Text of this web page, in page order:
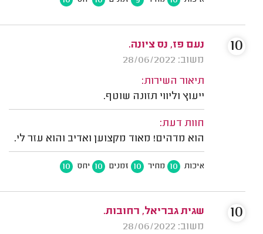
נעם פז, נס ציונה.
משוב: 28/06/2022
תיאור השירות:
ייעוץ וליווי תזונה שוטף.
חוות דעת:
הוא מדהים! מאוד מקצוען ואדיב והוא עזר לי.
איכות 10 מחיר 10 זמנים 10 יחס 10
10
שגית גבריאל, רחובות.
משוב: 28/06/2022
10